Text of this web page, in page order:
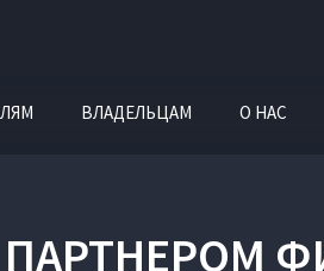
ВЛАДЕЛЬЦАМ О НАС
ПАРТНЕРОМ